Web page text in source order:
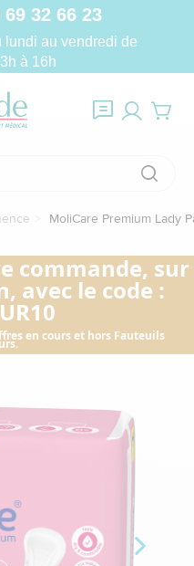
69 32 66 23
lundi au vendredi de
à 16h
MoliCare Premium Lady
commande, sur
avec le code :
en cours et hors Fauteuils